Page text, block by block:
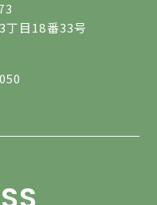
丁目18番33号